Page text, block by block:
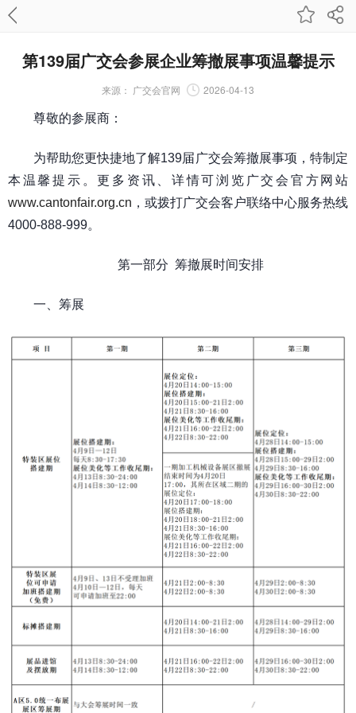
第139届广交会参展企业筹撤展事项温馨提示
来源： 广交会官网 2026-04-13
尊敬的参展商：
为帮助您更快捷地了解139届广交会筹撤展事项，特制定
本温馨提示。更多资讯、详情可浏览广交会官方网站
www.cantonfair.org.cn ，或拨打广交会客户联络中心服务热线
4000-888-999。
第一部分 筹撤展时间安排
一、筹展